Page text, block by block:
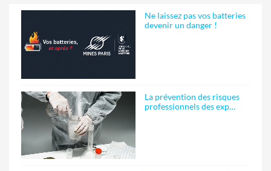
Ne laissez pas vos batteries
devenir un danger !
La prévention des risques
professionnels des exp…